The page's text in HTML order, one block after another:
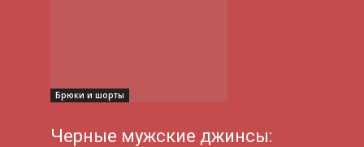
Брюки и шорты
Черные мужские джинсы: